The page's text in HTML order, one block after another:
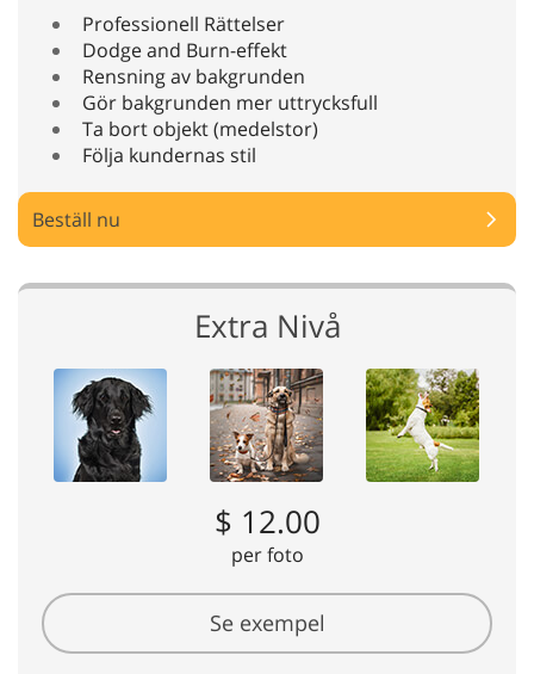
Professionell Rättelser
Dodge and Burn-effekt
Rensning av bakgrunden
Gör bakgrunden mer uttrycksfull
Ta bort objekt (medelstor)
Följa kundernas stil
Beställ nu
Extra Nivå
$ 12.00
per foto
Se exempel